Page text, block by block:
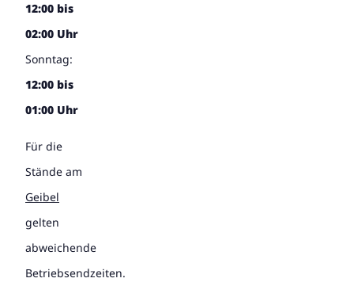
12:00 bis
02:00 Uhr
Sonntag:
12:00 bis
01:00 Uhr
Für die
Stände am
Geibel
gelten
abweichende
Betriebsendzeiten.